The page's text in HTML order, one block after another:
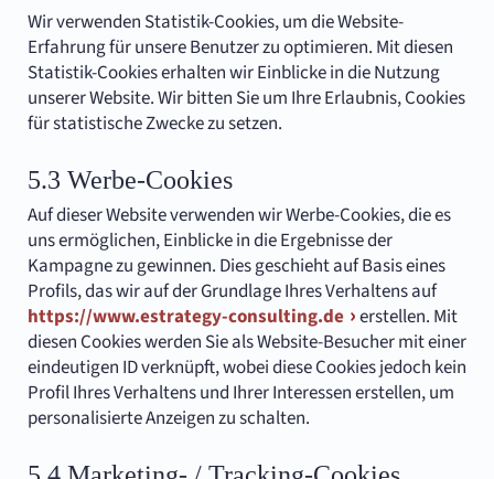
Wir verwenden Statistik-Cookies, um die Website-
Erfahrung für unsere Benutzer zu optimieren. Mit diesen
Statistik-Cookies erhalten wir Einblicke in die Nutzung
unserer Website. Wir bitten Sie um Ihre Erlaubnis, Cookies
für statistische Zwecke zu setzen.
5.3 Werbe-Cookies
Auf dieser Website verwenden wir Werbe-Cookies, die es
uns ermöglichen, Einblicke in die Ergebnisse der
Kampagne zu gewinnen. Dies geschieht auf Basis eines
Profils, das wir auf der Grundlage Ihres Verhaltens auf
https://www.estrategy-consulting.de erstellen. Mit
diesen Cookies werden Sie als Website-Besucher mit einer
eindeutigen ID verknüpft, wobei diese Cookies jedoch kein
Profil Ihres Verhaltens und Ihrer Interessen erstellen, um
personalisierte Anzeigen zu schalten.